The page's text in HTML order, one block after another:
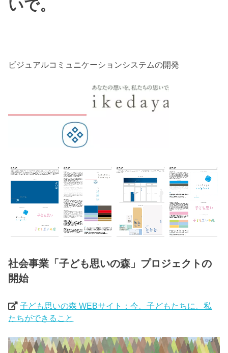
いで。
ビジュアルコミュニケーションシステムの開発
社会事業「子ども思いの森」プロジェクトの
開始
子ども思いの森 WEBサイト：今、子どもたちに、私
たちができること